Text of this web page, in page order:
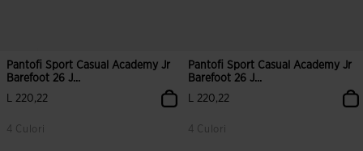
Pantofi Sport Casual Academy Jr
Barefoot 26 J...
L 220,22
4 Culori
Pantofi Sport Casual Academy Jr
Barefoot 26 J...
L 220,22
4 Culori